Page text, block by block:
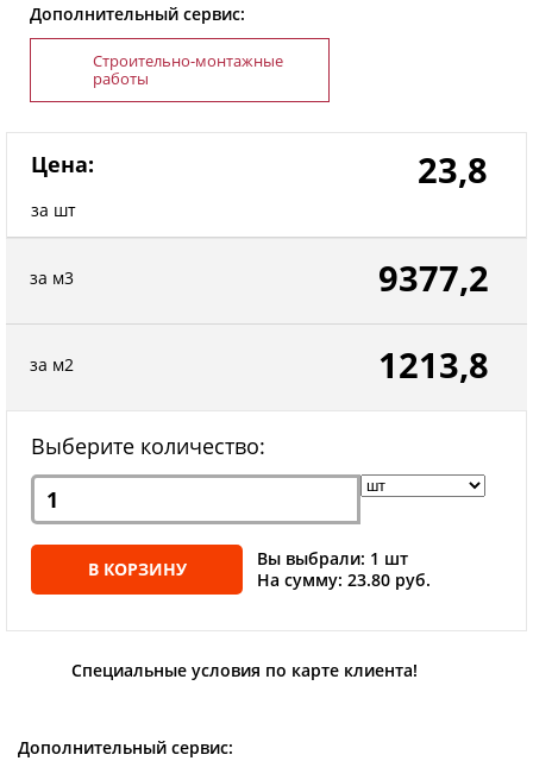
Дополнительный сервис:
Строительно-монтажные
работы
Цена:
за шт
23,8
за м3 9377,2
за м2 1213,8
Выберите количество:
В КОРЗИНУ
Вы выбрали: 1 шт
На сумму: 23.80 руб.
Специальные условия по карте клиента!
Дополнительный сервис: